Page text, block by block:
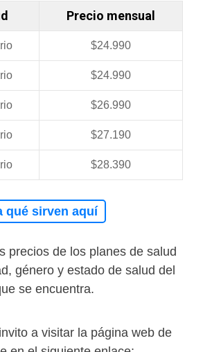
Precio mensual
$24.990
$24.990
$26.990
$27.190
$28.390
qué sirven aquí
precios de los planes de salud
género y estado de salud del
se encuentra.
a visitar la página web de